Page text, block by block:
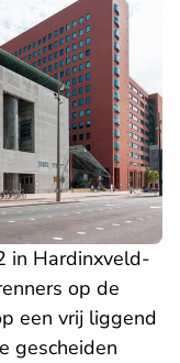
in Hardinxveld-
op de
een vrij liggend
gescheiden